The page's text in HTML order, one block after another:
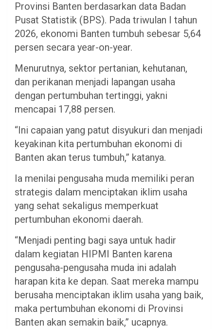
Provinsi Banten berdasarkan data Badan
Pusat Statistik (BPS). Pada triwulan I tahun
2026, ekonomi Banten tumbuh sebesar 5,64
persen secara year-on-year.
Menurutnya, sektor pertanian, kehutanan,
dan perikanan menjadi lapangan usaha
dengan pertumbuhan tertinggi, yakni
mencapai 17,88 persen.
“Ini capaian yang patut disyukuri dan menjadi
keyakinan kita pertumbuhan ekonomi di
Banten akan terus tumbuh,” katanya.
Ia menilai pengusaha muda memiliki peran
strategis dalam menciptakan iklim usaha
yang sehat sekaligus memperkuat
pertumbuhan ekonomi daerah.
“Menjadi penting bagi saya untuk hadir
dalam kegiatan HIPMI Banten karena
pengusaha-pengusaha muda ini adalah
harapan kita ke depan. Saat mereka mampu
berusaha menciptakan iklim usaha yang baik,
maka pertumbuhan ekonomi di Provinsi
Banten akan semakin baik,” ucapnya.